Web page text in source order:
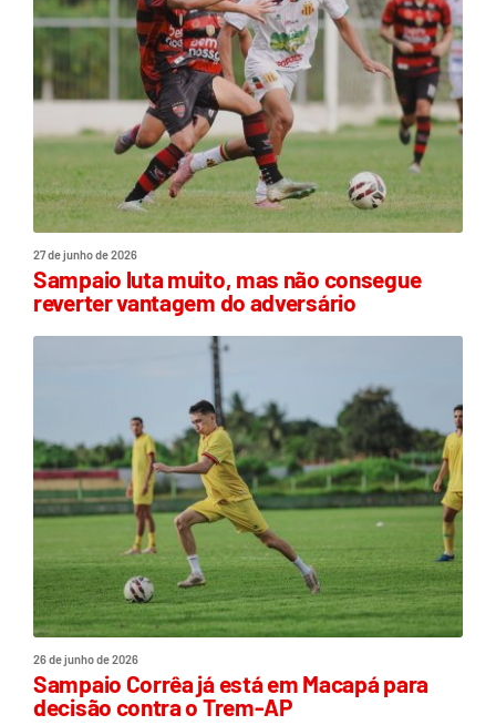
27 de junho de 2026
Sampaio luta muito, mas não consegue
reverter vantagem do adversário
26 de junho de 2026
Sampaio Corrêa já está em Macapá para
decisão contra o Trem-AP